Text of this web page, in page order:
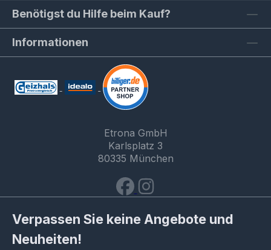
Benötigst du Hilfe beim Kauf?
Informationen
Etrona GmbH
Karlsplatz 3
80335 München
Verpassen Sie keine Angebote und
Neuheiten!